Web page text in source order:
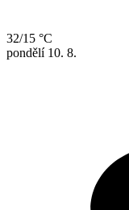
32/15 °C
pondělí 10. 8.